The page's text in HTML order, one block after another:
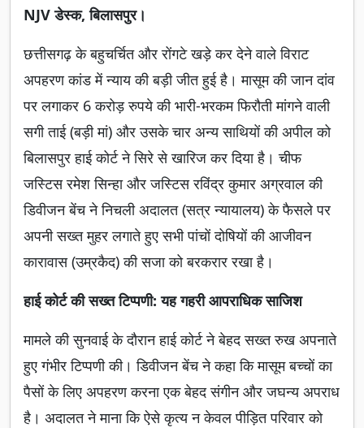
NJV डेस्क, बिलासपुर।
छत्तीसगढ़ के बहुचर्चित और रोंगटे खड़े कर देने वाले विराट
अपहरण कांड में न्याय की बड़ी जीत हुई है। मासूम की जान दांव
पर लगाकर 6 करोड़ रुपये की भारी-भरकम फिरौती मांगने वाली
सगी ताई (बड़ी मां) और उसके चार अन्य साथियों की अपील को
बिलासपुर हाई कोर्ट ने सिरे से खारिज कर दिया है। चीफ
जस्टिस रमेश सिन्हा और जस्टिस रविंद्र कुमार अग्रवाल की
डिवीजन बेंच ने निचली अदालत (सत्र न्यायालय) के फैसले पर
अपनी सख्त मुहर लगाते हुए सभी पांचों दोषियों की आजीवन
कारावास (उम्रकैद) की सजा को बरकरार रखा है।
हाई कोर्ट की सख्त टिप्पणी: यह गहरी आपराधिक साजिश
मामले की सुनवाई के दौरान हाई कोर्ट ने बेहद सख्त रुख अपनाते
हुए गंभीर टिप्पणी की। डिवीजन बेंच ने कहा कि मासूम बच्चों का
पैसों के लिए अपहरण करना एक बेहद संगीन और जघन्य अपराध
है। अदालत ने माना कि ऐसे कृत्य न केवल पीड़ित परिवार को